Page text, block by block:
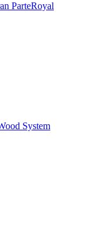
ParteRoyal
System